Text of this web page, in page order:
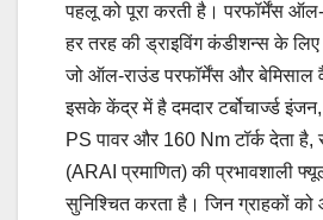
पहलू को पूरा करती है। परफॉर्मेंस
हर तरह की ड्राइविंग कंडीशन्स के लिए
जो ऑल-राउंड परफॉर्मेंस और बेमिसाल
इसके केंद्र में है दमदार टर्बोचार्ज्ड
PS पावर और 160 Nm टॉर्क देता है,
(ARAI प्रमाणित) की प्रभावशाली
सुनिश्चित करता है। जिन ग्राहकों